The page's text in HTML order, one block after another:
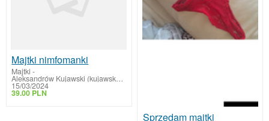
Majtki nimfomanki
Majtki -
Aleksandrów Kujawski (kujawsko-pomorskie)
15/03/2024
39.00 PLN
Sprzedam majtki